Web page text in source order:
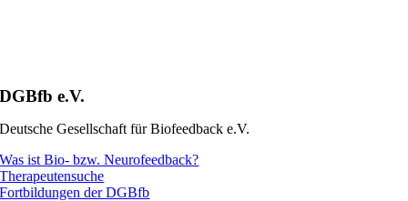
DGBfb e.V.
Deutsche Gesellschaft für Biofeedback e.V.
Was ist Bio- bzw. Neurofeedback?
Therapeutensuche
Fortbildungen der DGBfb